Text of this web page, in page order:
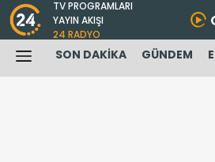
TV PROGRAMLARI
YAYIN AKIŞI
24 RADYO
SON DAKİKA GÜNDEM